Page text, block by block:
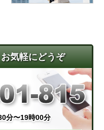
気軽にどうぞ
分〜19時00分